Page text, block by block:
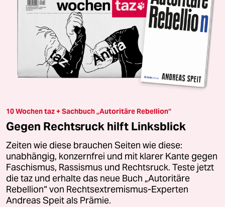
10 Wochen taz + Sachbuch „Autoritäre Rebellion“
Gegen Rechtsruck hilft Linksblick
Zeiten wie diese brauchen Seiten wie diese:
unabhängig, konzernfrei und mit klarer Kante gegen
Faschismus, Rassismus und Rechtsruck. Teste jetzt
die taz und erhalte das neue Buch „Autoritäre
Rebellion“ von Rechtsextremismus-Experten
Andreas Speit als Prämie.